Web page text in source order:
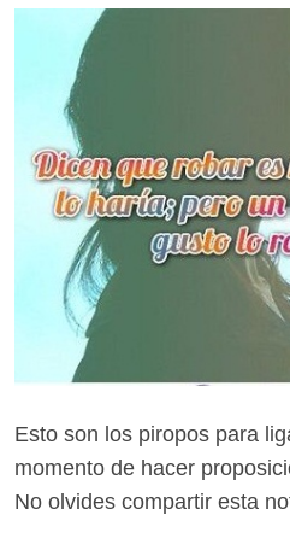
Esto son los piropos para
momento de hacer
No olvides compartir esta